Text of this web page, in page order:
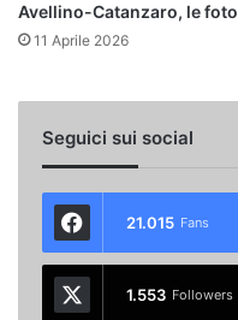
Avellino-Catanzaro, le foto
11 Aprile 2026
Seguici sui social
21.015 Fans
1.553 Followers